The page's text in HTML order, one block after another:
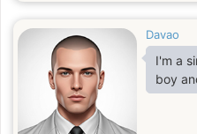
Davao
I'm a
boy